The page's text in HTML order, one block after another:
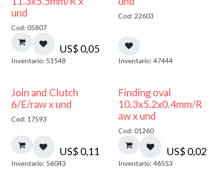
und
Cod: 05807
US$ 0,05
Inventario: 51548
Cod: 22603
Inventario: 47444
Join and Clutch
6/E/raw x und
Cod: 17593
US$ 0,11
Inventario: 56043
Finding oval
10.3x5.2x0.4mm/R
aw x und
Cod: 01260
US$ 0,02
Inventario: 46553